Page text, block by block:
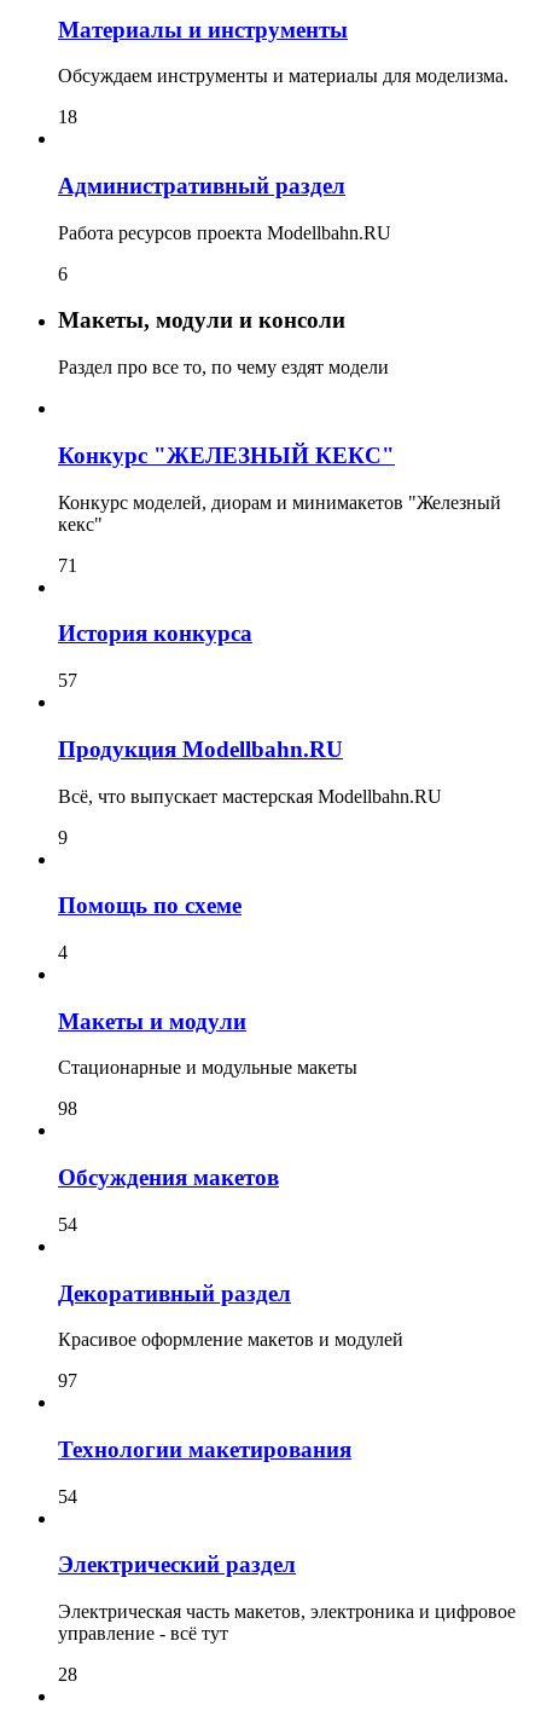
Материалы и инструменты
Обсуждаем инструменты и материалы для моделизма.
18
Административный раздел
Работа ресурсов проекта Modellbahn.RU
6
Макеты, модули и консоли
Раздел про все то, по чему ездят модели
Конкурс "ЖЕЛЕЗНЫЙ КЕКС"
Конкурс моделей, диорам и минимакетов "Железный
кекс"
71
История конкурса
57
Продукция Modellbahn.RU
Всё, что выпускает мастерская Modellbahn.RU
9
Помощь по схеме
4
Макеты и модули
Стационарные и модульные макеты
98
Обсуждения макетов
54
Декоративный раздел
Красивое оформление макетов и модулей
97
Технологии макетирования
54
Электрический раздел
Электрическая часть макетов, электроника и цифровое
управление - всё тут
28